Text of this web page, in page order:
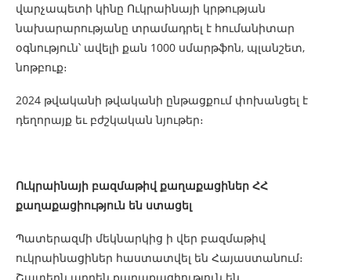
վարչապետի կինը Ուկրաինայի կրթության
նախարարությանը տրամադրել է հումանիտար
օգնություն՝ ավելի քան 1000 սմարթֆոն, պլանշետ,
նոթբուք։
2024 թվականի թվականի ընթացքում փոխանցել է
դեղորայք եւ բժշկական նյութեր։
Ուկրաինայի բազմաթիվ քաղաքացիներ ՀՀ
քաղաքացիություն են ստացել
Պատերազմի մեկնարկից ի վեր բազմաթիվ
ուկրաինացիներ հաստատվել են Հայաստանում։